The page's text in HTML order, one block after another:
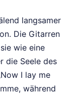
langsamer
Die Gitarren
wie eine
die Seele des
I lay me
während